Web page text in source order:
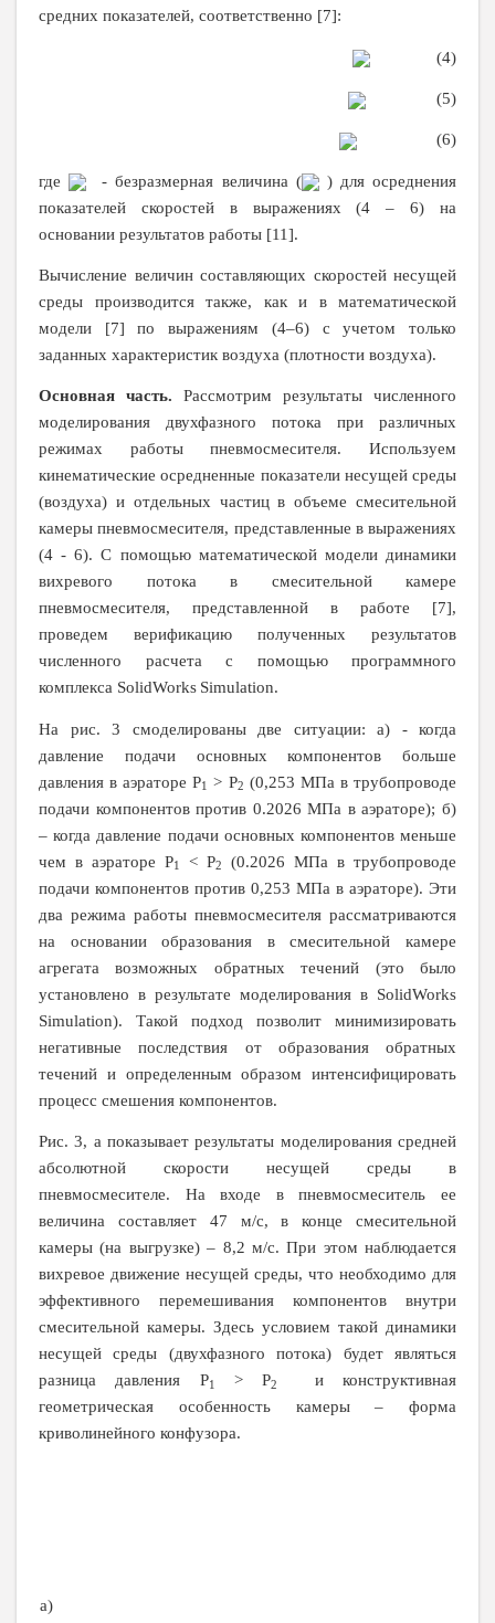
средних показателей, соответственно [7]:
(4)
(5)
(6)
где - безразмерная величина (
) для осреднения
показателей скоростей в выражениях (4 – 6) на
основании результатов работы [11].
Вычисление величин составляющих скоростей несущей
среды производится также, как и в математической
модели [7] по выражениям (4–6) с учетом только
заданных характеристик воздуха (плотности воздуха).
Основная часть. Рассмотрим
результаты численного
моделирования двухфазного потока при различных
режимах работы пневмосмесителя. Используем
кинематические осредненные показатели несущей среды
(воздуха) и отдельных частиц в объеме смесительной
камеры пневмосмесителя, представленные в выражениях
(4 - 6). С помощью математической модели динамики
вихревого потока в смесительной камере
пневмосмесителя, представленной в работе [7],
проведем верификацию полученных результатов
численного расчета с помощью программного
комплекса SolidWorks Simulation.
На рис. 3 смоделированы две ситуации: а) - когда
давление подачи основных компонентов больше
давления в аэратореP1 > P2 (0,253 МПа в трубопроводе
подачи компонентов против 0.2026 МПа в аэраторе); б)
– когда давление подачи основных компонентов меньше
чем в аэраторе P1 < P2
(0.2026 МПа в трубопроводе
подачи компонентов против 0,253 МПа в аэраторе). Эти
два режима работы пневмосмесителя рассматриваются
на основании образования в смесительной камере
агрегата возможных обратных течений (это было
установлено в результате моделирования в SolidWorks
Simulation). Такой подход позволит минимизировать
негативные последствия от образования обратных
течений и определенным образом интенсифицировать
процесс смешения компонентов.
Рис. 3, а показывает результаты моделирования средней
абсолютной скорости несущей среды в
пневмосмесителе. На входе в пневмосмеситель ее
величина составляет 47 м/с, в конце смесительной
камеры (на выгрузке) – 8,2 м/с. При этом наблюдается
вихревое движение несущей среды, что необходимо для
эффективного перемешивания компонентов внутри
смесительной камеры. Здесь условием такой динамики
несущей среды (двухфазного потока) будет являться
разница давления P1 >P2
и конструктивная
геометрическая особенность камеры – форма
криволинейного конфузора.
а)